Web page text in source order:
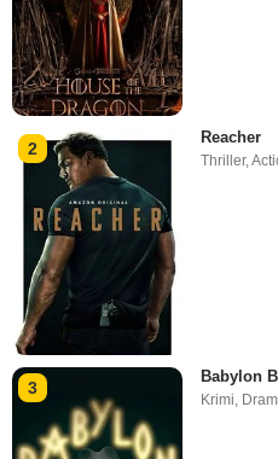
2
Reacher
Thriller,
3
Babylon
Krimi,